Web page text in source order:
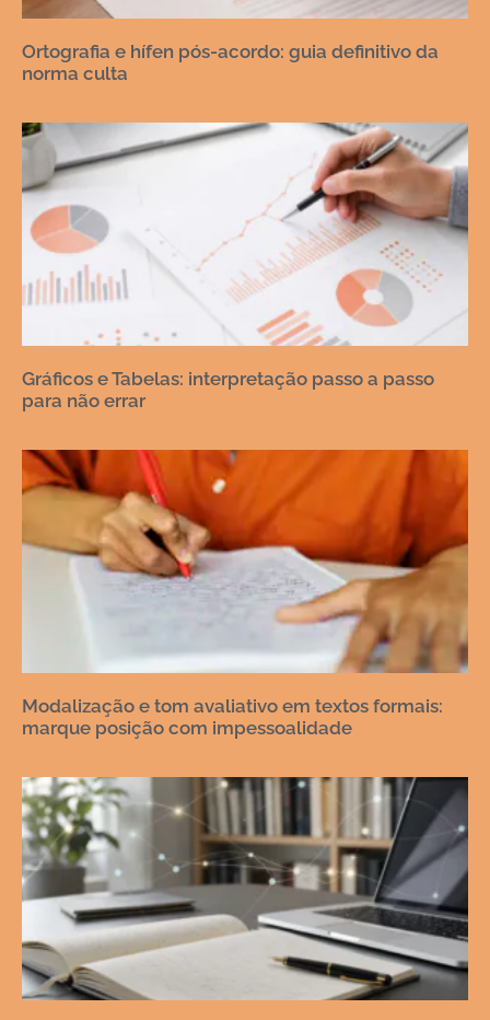
Ortografia e hífen pós-acordo: guia definitivo da
norma culta
Gráficos e Tabelas: interpretação passo a passo
para não errar
Modalização e tom avaliativo em textos formais:
marque posição com impessoalidade